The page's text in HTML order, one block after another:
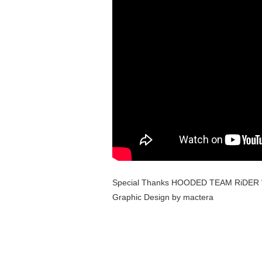
Special Thanks HOODED TEAM RiDER
Graphic Design by mactera